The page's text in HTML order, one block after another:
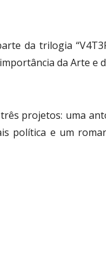
da trilogia
da Arte e
projetos: uma
política e um